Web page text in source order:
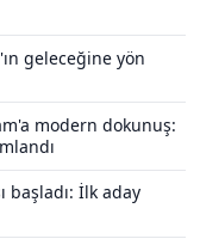
geleceğine yön
modern dokunuş:
başladı: İlk aday